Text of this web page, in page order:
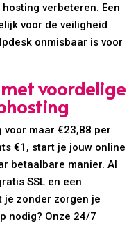
verbeteren. Een
voor de veiligheid
onmisbaar is voor
voordelige
voor maar €23,88 per
€1, start je jouw online
betaalbare manier. Al
SSL en een
je zonder zorgen je
nodig? Onze 24/7